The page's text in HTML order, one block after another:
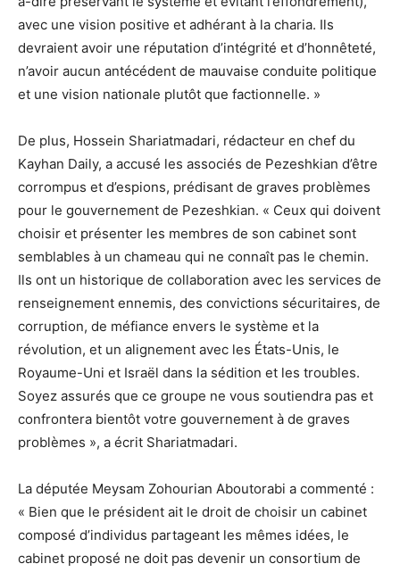
avec une vision positive et adhérant à la charia. Ils
devraient avoir une réputation d’intégrité et d’honnêteté,
n’avoir aucun antécédent de mauvaise conduite politique
et une vision nationale plutôt que factionnelle. »
De plus, Hossein Shariatmadari, rédacteur en chef du
Kayhan Daily, a accusé les associés de Pezeshkian d’être
corrompus et d’espions, prédisant de graves problèmes
pour le gouvernement de Pezeshkian. « Ceux qui doivent
choisir et présenter les membres de son cabinet sont
semblables à un chameau qui ne connaît pas le chemin.
Ils ont un historique de collaboration avec les services de
renseignement ennemis, des convictions sécuritaires, de
corruption, de méfiance envers le système et la
révolution, et un alignement avec les États-Unis, le
Royaume-Uni et Israël dans la sédition et les troubles.
Soyez assurés que ce groupe ne vous soutiendra pas et
confrontera bientôt votre gouvernement à de graves
problèmes », a écrit Shariatmadari.
La députée Meysam Zohourian Aboutorabi a commenté :
« Bien que le président ait le droit de choisir un cabinet
composé d’individus partageant les mêmes idées, le
cabinet proposé ne doit pas devenir un consortium de